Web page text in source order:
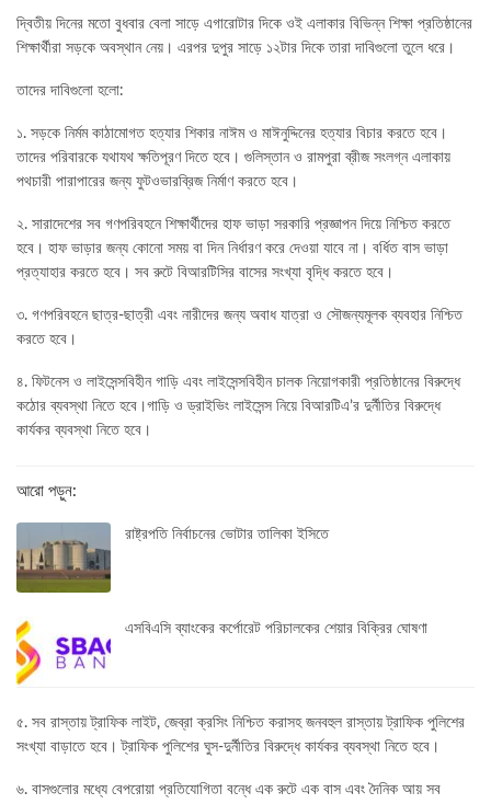
দ্বিতীয় দিনের মতো বুধবার বেলা সাড়ে এগারোটার দিকে ওই এলাকার বিভিন্ন শিক্ষা প্রতিষ্ঠানের
শিক্ষার্থীরা সড়কে অবস্থান নেয়। এরপর দুপুর সাড়ে ১২টার দিকে তারা দাবিগুলো তুলে ধরে।
তাদের দাবিগুলো হলো:
১. সড়কে নির্মম কাঠামোগত হত্যার শিকার নাঈম ও মাঈনুদ্দিনের হত্যার বিচার করতে হবে।
তাদের পরিবারকে যথাযথ ক্ষতিপূরণ দিতে হবে। গুলিস্তান ও রামপুরা ব্রীজ সংলগ্ন এলাকায়
পথচারী পারাপারের জন্য ফুটওভারব্রিজ নির্মাণ করতে হবে।
২. সারাদেশের সব গণপরিবহনে শিক্ষার্থীদের হাফ ভাড়া সরকারি প্রজ্ঞাপন দিয়ে নিশ্চিত করতে
হবে। হাফ ভাড়ার জন্য কোনো সময় বা দিন নির্ধারণ করে দেওয়া যাবে না। বর্ধিত বাস ভাড়া
প্রত্যাহার করতে হবে। সব রুটে বিআরটিসির বাসের সংখ্যা বৃদ্ধি করতে হবে।
৩. গণপরিবহনে ছাত্র-ছাত্রী এবং নারীদের জন্য অবাধ যাত্রা ও সৌজন্যমূলক ব্যবহার নিশ্চিত
করতে হবে।
৪. ফিটনেস ও লাইসেন্সবিহীন গাড়ি এবং লাইসেন্সবিহীন চালক নিয়োগকারী প্রতিষ্ঠানের বিরুদ্ধে
কঠোর ব্যবস্থা নিতে হবে।গাড়ি ও ড্রাইভিং লাইসেন্স নিয়ে বিআরটিএ’র দুর্নীতির বিরুদ্ধে
কার্যকর ব্যবস্থা নিতে হবে।
আরো পড়ুন:
রাষ্ট্রপতি নির্বাচনের ভোটার তালিকা ইসিতে
এসবিএসি ব্যাংকের কর্পোরেট পরিচালকের শেয়ার বিক্রির ঘোষণা
৫. সব রাস্তায় ট্রাফিক লাইট, জেব্রা ক্রসিং নিশ্চিত করাসহ জনবহুল রাস্তায় ট্রাফিক পুলিশের
সংখ্যা বাড়াতে হবে। ট্রাফিক পুলিশের ঘুস-দুর্নীতির বিরুদ্ধে কার্যকর ব্যবস্থা নিতে হবে।
৬. বাসগুলোর মধ্যে বেপরোয়া প্রতিযোগিতা বন্ধে এক রুটে এক বাস এবং দৈনিক আয় সব